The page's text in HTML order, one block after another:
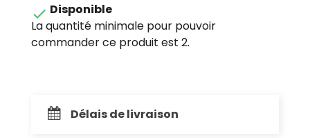
 Disponible
La quantité minimale pour pouvoir
commander ce produit est 2.
Délais de livraison